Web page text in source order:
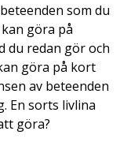
som du
göra på
du redan gör och
göra på kort
av beteenden
En sorts livlina
göra?